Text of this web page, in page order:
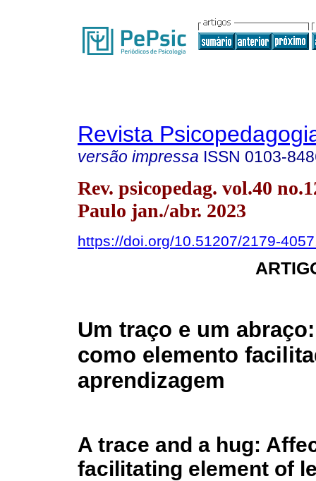
Revista
versão impressa ISSN 0103-
Rev. psicopedag. vol.40
Paulo jan./abr. 2023
https://doi.org/10.51207/2179-
Um traço e um
como elemento
aprendizagem
A trace and a hug:
facilitating element of